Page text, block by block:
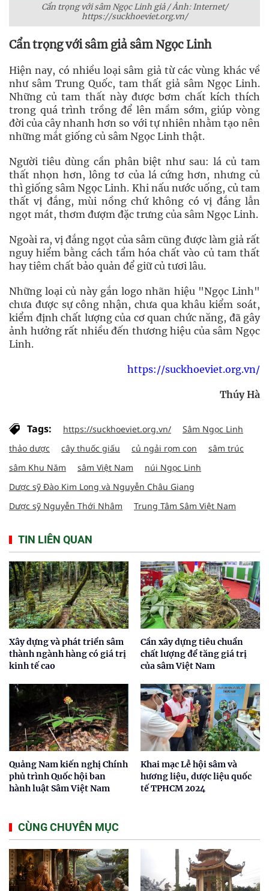
Cẩn trọng với sâm Ngọc Linh giả / Ảnh: Internet/
https://suckhoeviet.org.vn/
Cẩn trọng với sâm giả sâm Ngọc Linh
Hiện nay, có nhiều loại sâm giả từ các vùng khác về
như sâm Trung Quốc, tam thất giả sâm Ngọc Linh.
Những củ tam thất này được bơm chất kích thích
trong quá trình trồng để lên mầm sớm, giúp vòng
đời của cây nhanh hơn so với tự nhiên nhằm tạo nên
những mắt giống củ sâm Ngọc Linh thật.
Người tiêu dùng cần phân biệt như sau: lá củ tam
thất nhọn hơn, lông tơ của lá cứng hơn, nhưng củ
thì giống sâm Ngọc Linh. Khi nấu nước uống, củ tam
thất vị đắng, mùi nồng chứ không có vị đắng lẫn
ngọt mát, thơm đượm đặc trưng của sâm Ngọc Linh.
Ngoài ra, vị đắng ngọt của sâm cũng được làm giả rất
nguy hiểm bằng cách tẩm hóa chất vào củ tam thất
hay tiêm chất bảo quản để giữ củ tươi lâu.
Những loại củ này gắn logo nhãn hiệu "Ngọc Linh"
chưa được sự công nhận, chưa qua khâu kiểm soát,
kiểm định chất lượng của cơ quan chức năng, đã gây
ảnh hưởng rất nhiều đến thương hiệu của sâm Ngọc
Linh.
https://suckhoeviet.org.vn/
Thúy Hà
Tags: https://suckhoeviet.org.vn/
Sâm Ngọc Linh
thảo dược
cây thuốc giấu củ ngải rọm con
sâm trúc
sâm Khu Năm
sâm Việt Nam
núi Ngọc Linh
Dược sỹ Đào Kim Long và Nguyễn Châu Giang
Dược sỹ Nguyễn Thới Nhâm
Trung Tâm Sâm Việt Nam
TIN LIÊN QUAN
Xây dựng và phát triển sâm
thành ngành hàng có giá trị
kinh tế cao
Cần xây dựng tiêu chuẩn
chất lượng để tăng giá trị
của sâm Việt Nam
Quảng Nam kiến nghị Chính
phủ trình Quốc hội ban
hành luật Sâm Việt Nam
Khai mạc Lễ hội sâm và
hương liệu, dược liệu quốc
tế TPHCM 2024
CÙNG CHUYÊN MỤC